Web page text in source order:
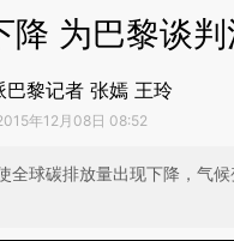
降 为巴黎谈
巴黎记者 张嫣 王玲
年12月08日 08:52
全球碳排放量出现下降，气